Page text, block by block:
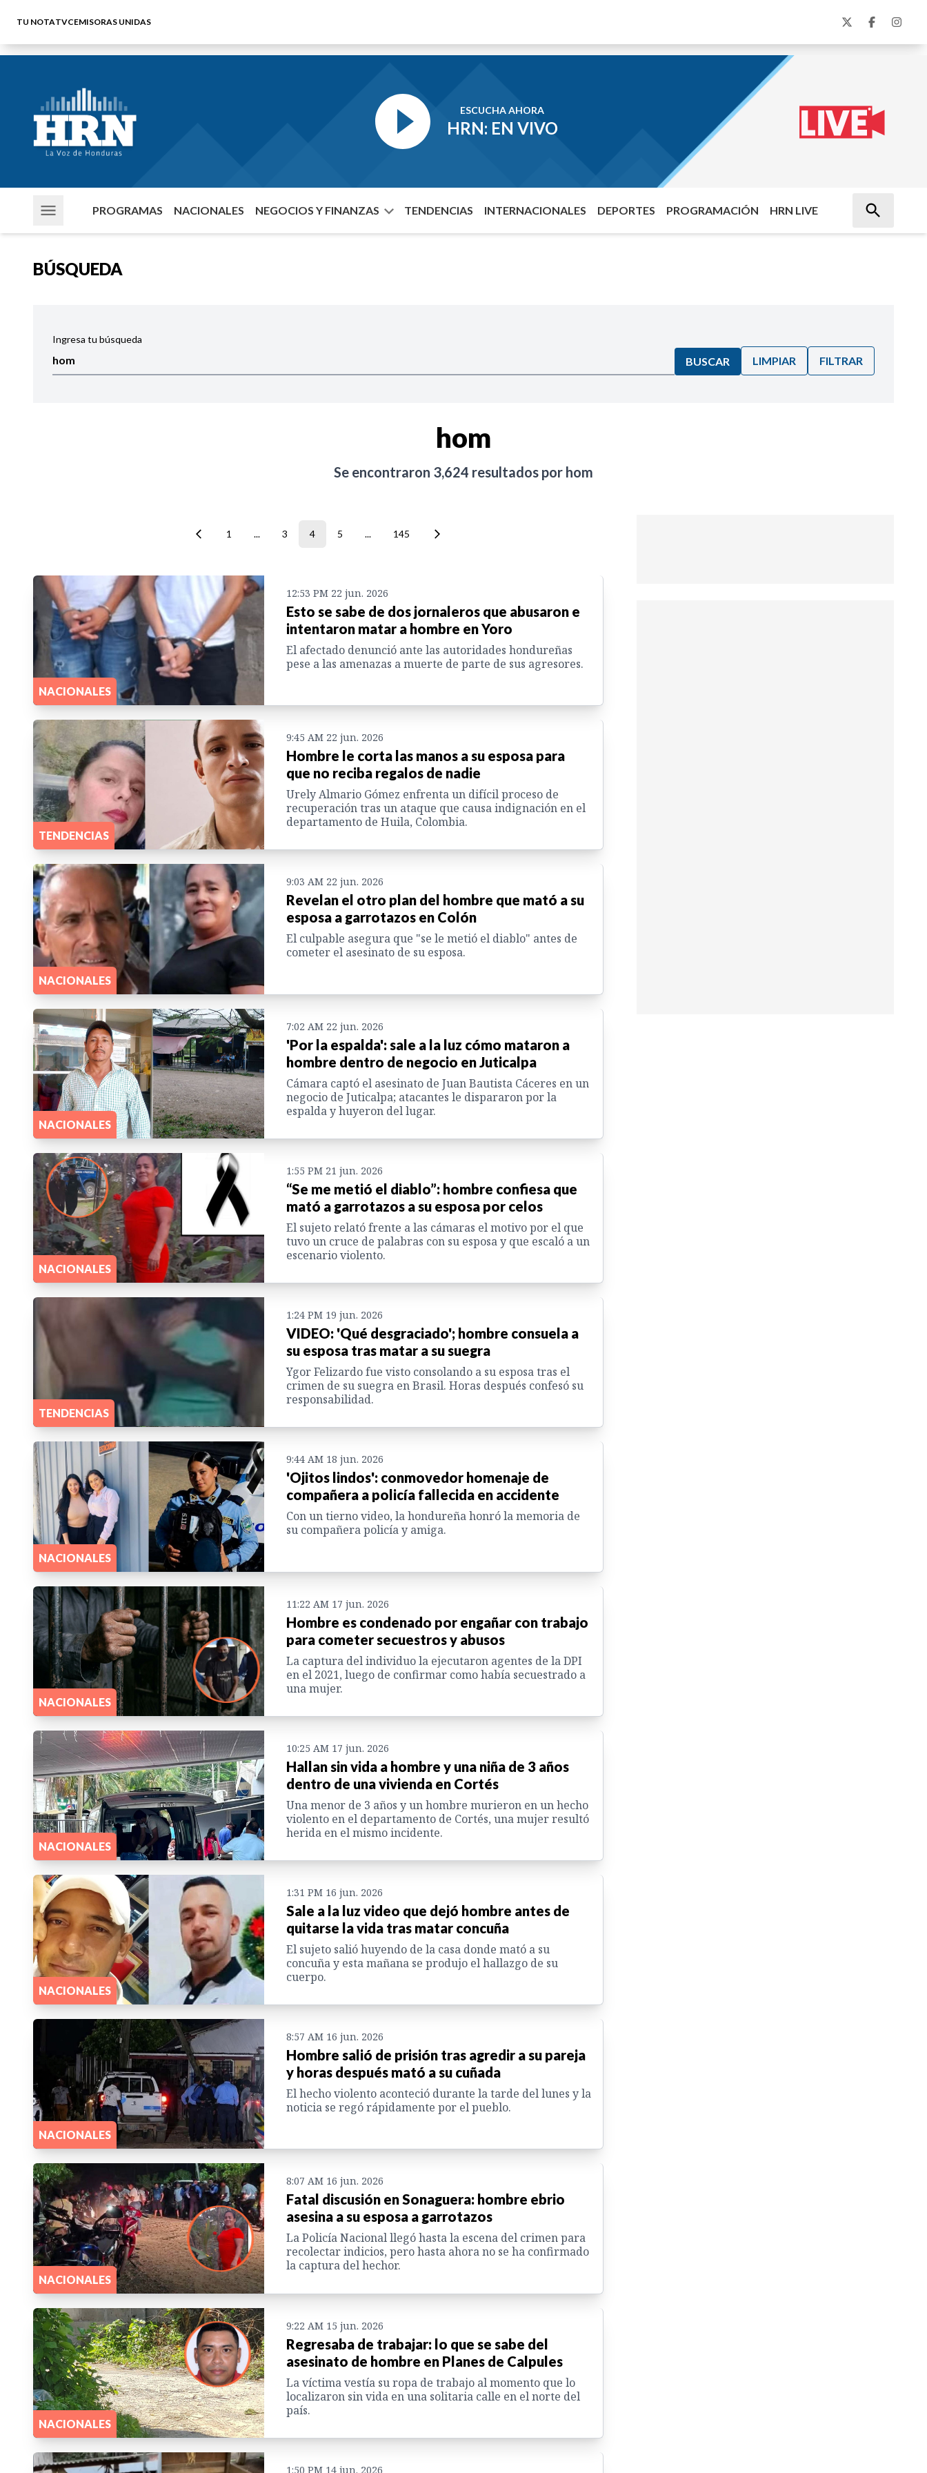
TU NOTATVCEMISORAS UNIDAS
ESCUCHA AHORA
HRN: EN VIVO
PROGRAMAS NACIONALES NEGOCIOS Y FINANZAS TENDENCIAS INTERNACIONALES DEPORTES PROGRAMACIÓN HRN LIVE
BÚSQUEDA
Ingresa tu búsqueda
BUSCAR LIMPIAR FILTRAR
hom
Se encontraron 3,624 resultados por hom
1 ... 3 4 5 ... 145
NACIONALES
12:53 PM 22 jun. 2026
Esto se sabe de dos jornaleros que abusaron e
intentaron matar a hombre en Yoro
El afectado denunció ante las autoridades hondureñas
pese a las amenazas a muerte de parte de sus agresores.
TENDENCIAS
9:45 AM 22 jun. 2026
Hombre le corta las manos a su esposa para
que no reciba regalos de nadie
Urely Almario Gómez enfrenta un difícil proceso de
recuperación tras un ataque que causa indignación en el
departamento de Huila, Colombia.
NACIONALES
9:03 AM 22 jun. 2026
Revelan el otro plan del hombre que mató a su
esposa a garrotazos en Colón
El culpable asegura que "se le metió el diablo" antes de
cometer el asesinato de su esposa.
NACIONALES
7:02 AM 22 jun. 2026
'Por la espalda': sale a la luz cómo mataron a
hombre dentro de negocio en Juticalpa
Cámara captó el asesinato de Juan Bautista Cáceres en un
negocio de Juticalpa; atacantes le dispararon por la
espalda y huyeron del lugar.
NACIONALES
1:55 PM 21 jun. 2026
“Se me metió el diablo”: hombre confiesa que
mató a garrotazos a su esposa por celos
El sujeto relató frente a las cámaras el motivo por el que
tuvo un cruce de palabras con su esposa y que escaló a un
escenario violento.
TENDENCIAS
1:24 PM 19 jun. 2026
VIDEO: 'Qué desgraciado'; hombre consuela a
su esposa tras matar a su suegra
Ygor Felizardo fue visto consolando a su esposa tras el
crimen de su suegra en Brasil. Horas después confesó su
responsabilidad.
NACIONALES
9:44 AM 18 jun. 2026
'Ojitos lindos': conmovedor homenaje de
compañera a policía fallecida en accidente
Con un tierno video, la hondureña honró la memoria de
su compañera policía y amiga.
NACIONALES
11:22 AM 17 jun. 2026
Hombre es condenado por engañar con trabajo
para cometer secuestros y abusos
La captura del individuo la ejecutaron agentes de la DPI
en el 2021, luego de confirmar como había secuestrado a
una mujer.
NACIONALES
10:25 AM 17 jun. 2026
Hallan sin vida a hombre y una niña de 3 años
dentro de una vivienda en Cortés
Una menor de 3 años y un hombre murieron en un hecho
violento en el departamento de Cortés, una mujer resultó
herida en el mismo incidente.
NACIONALES
1:31 PM 16 jun. 2026
Sale a la luz video que dejó hombre antes de
quitarse la vida tras matar concuña
El sujeto salió huyendo de la casa donde mató a su
concuña y esta mañana se produjo el hallazgo de su
cuerpo.
NACIONALES
8:57 AM 16 jun. 2026
Hombre salió de prisión tras agredir a su pareja
y horas después mató a su cuñada
El hecho violento aconteció durante la tarde del lunes y la
noticia se regó rápidamente por el pueblo.
NACIONALES
8:07 AM 16 jun. 2026
Fatal discusión en Sonaguera: hombre ebrio
asesina a su esposa a garrotazos
La Policía Nacional llegó hasta la escena del crimen para
recolectar indicios, pero hasta ahora no se ha confirmado
la captura del hechor.
NACIONALES
9:22 AM 15 jun. 2026
Regresaba de trabajar: lo que se sabe del
asesinato de hombre en Planes de Calpules
La víctima vestía su ropa de trabajo al momento que lo
localizaron sin vida en una solitaria calle en el norte del
país.
1:50 PM 14 jun. 2026